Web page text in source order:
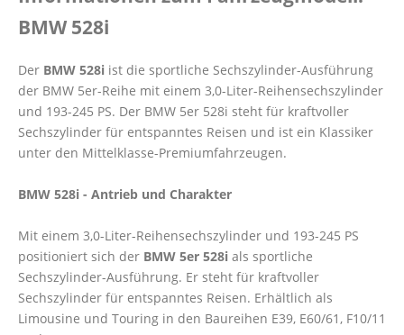
BMW 528i
Der BMW 528i ist die sportliche Sechszylinder-Ausführung
der BMW 5er-Reihe mit einem 3,0-Liter-Reihensechszylinder
und 193-245 PS. Der BMW 5er 528i steht für kraftvoller
Sechszylinder für entspanntes Reisen und ist ein Klassiker
unter den Mittelklasse-Premiumfahrzeugen.
BMW 528i - Antrieb und Charakter
Mit einem 3,0-Liter-Reihensechszylinder und 193-245 PS
positioniert sich der BMW 5er 528i als sportliche
Sechszylinder-Ausführung. Er steht für kraftvoller
Sechszylinder für entspanntes Reisen. Erhältlich als
Limousine und Touring in den Baureihen E39, E60/61, F10/11